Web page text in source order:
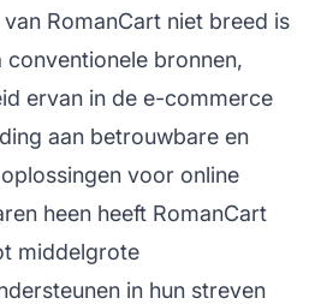
RomanCart niet breed is
bronnen,
ervan in de e-commerce
aan betrouwbare en
voor online
heen heeft RomanCart
middelgrote
in hun streven